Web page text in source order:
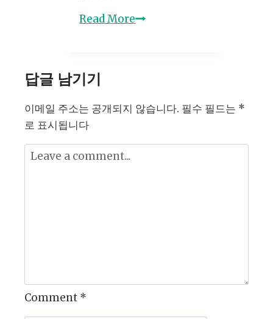
Read More네
스
년
월
답글 남기기
이메일 주소는 공개되지 않습니다. 필수 필드는 *
로 표시됩니다
Comment *